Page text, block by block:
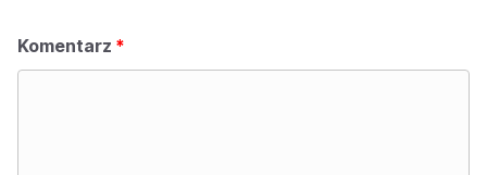
Komentarz *